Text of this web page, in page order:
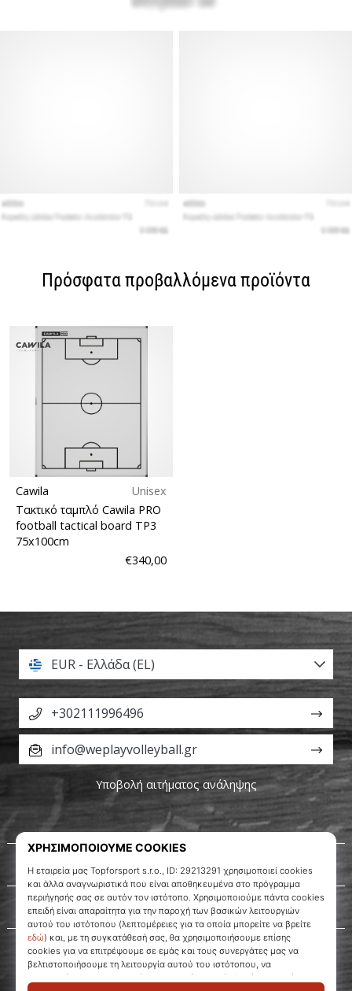
Πρόσφατα προβαλλόμενα προϊόντα
Cawila
Unisex
Τακτικό ταμπλό Cawila PRO
football tactical board TP3
75x100cm
€340,00
Σχετικά μ' εμάς
Εξυπηρέτηση πελατών
EUR - Ελλάδα (EL)
+302111996496
info@weplayvolleyball.gr
Υποβολή αιτήματος ανάληψης